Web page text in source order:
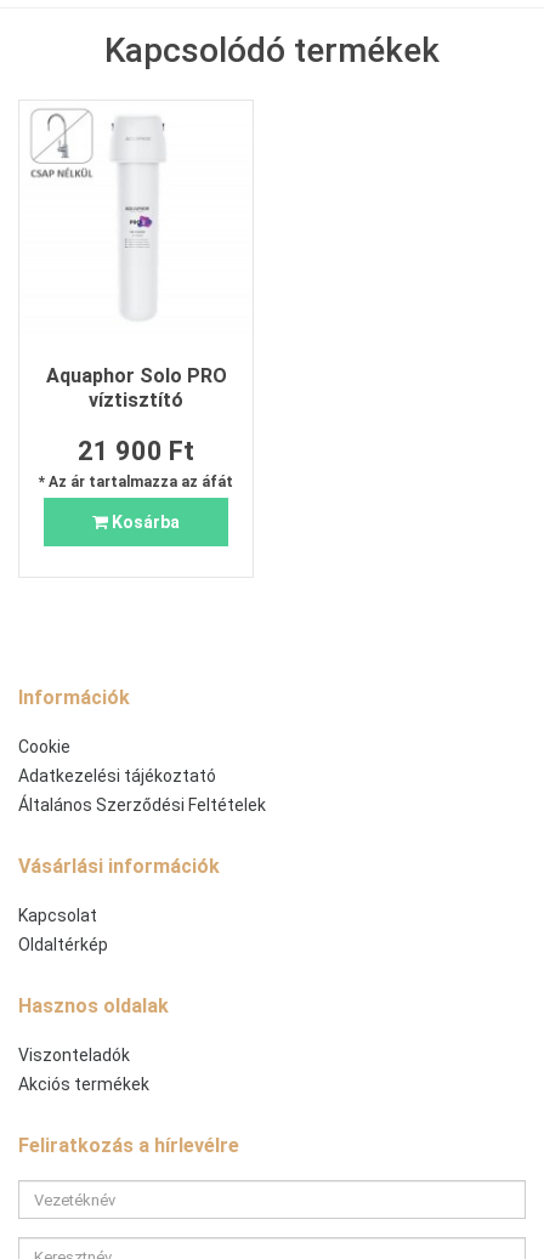
Kapcsolódó termékek
Aquaphor Solo PRO
víztisztító
21 900 Ft
* Az ár tartalmazza az áfát
Kosárba
Információk
Cookie
Adatkezelési tájékoztató
Általános Szerződési Feltételek
Vásárlási információk
Kapcsolat
Oldaltérkép
Hasznos oldalak
Viszonteladók
Akciós termékek
Feliratkozás a hírlevélre